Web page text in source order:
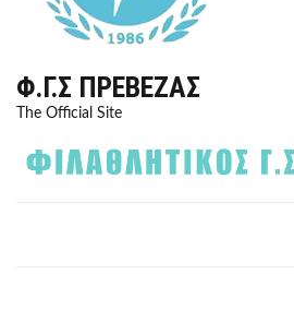
Φ.Γ.Σ ΠΡΈΒΕΖΑΣ
The Official Site